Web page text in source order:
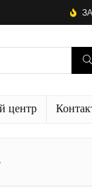
центр